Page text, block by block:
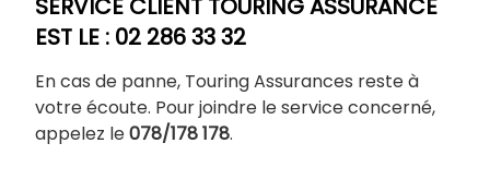
SERVICE CLIENT TOURING ASSURANCE
EST LE : 02 286 33 32
En cas de panne, Touring Assurances reste à
votre écoute. Pour joindre le service concerné,
appelez le078/178 178.